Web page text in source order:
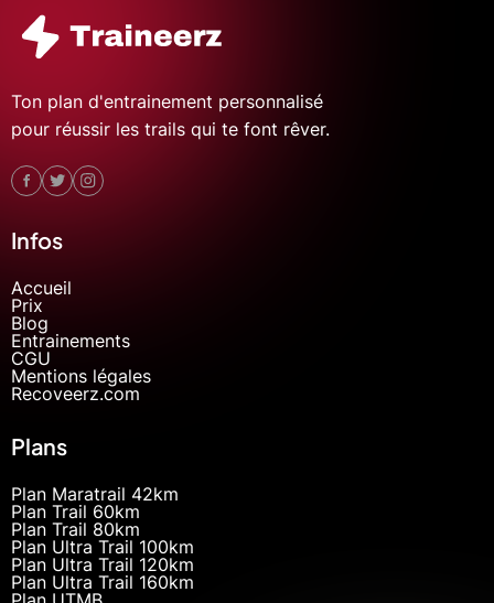
Ton plan d'entrainement personnalisé
pour réussir les trails qui te font rêver.
Infos
Accueil
Prix
Blog
Entrainements
CGU
Mentions légales
Recoveerz.com
Plans
Plan Maratrail 42km
Plan Trail 60km
Plan Trail 80km
Plan Ultra Trail 100km
Plan Ultra Trail 120km
Plan Ultra Trail 160km